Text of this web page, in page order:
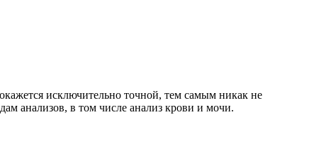
исключительно точной, тем самым никак не
анализов, в том числе анализ крови и мочи.